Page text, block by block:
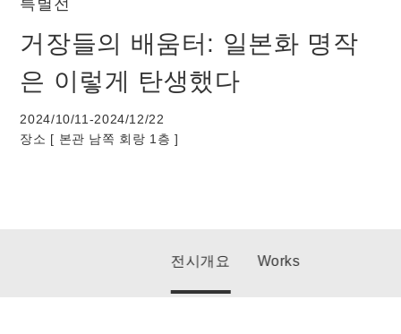
특별전
거장들의 배움터: 일본화 명작
은 이렇게 탄생했다
2024/10/11-2024/12/22
장소 [ 본관 남쪽 회랑 1층 ]
전시개요 Works